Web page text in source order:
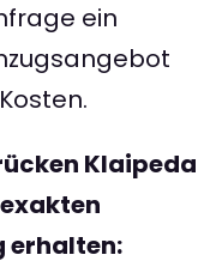
ein
Klaipeda
erhalten: